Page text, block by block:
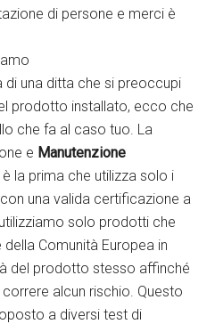
di persone e merci è
di una ditta che si preoccupi
prodotto installato, ecco che
che fa al caso tuo. La
e Manutenzione
è la prima che utilizza solo i
una valida certificazione a
solo prodotti che
Comunità Europea in
del prodotto stesso affinché
alcun rischio. Questo
a diversi test di